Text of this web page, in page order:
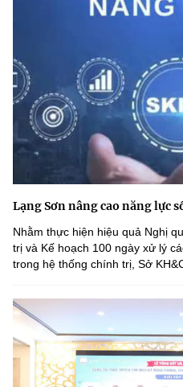
Lạng Sơn nâng cao năng lực
Nhằm thực hiện hiệu quả Nghị
trị và Kế hoạch 100 ngày xử lý
trong hệ thống chính trị, Sở